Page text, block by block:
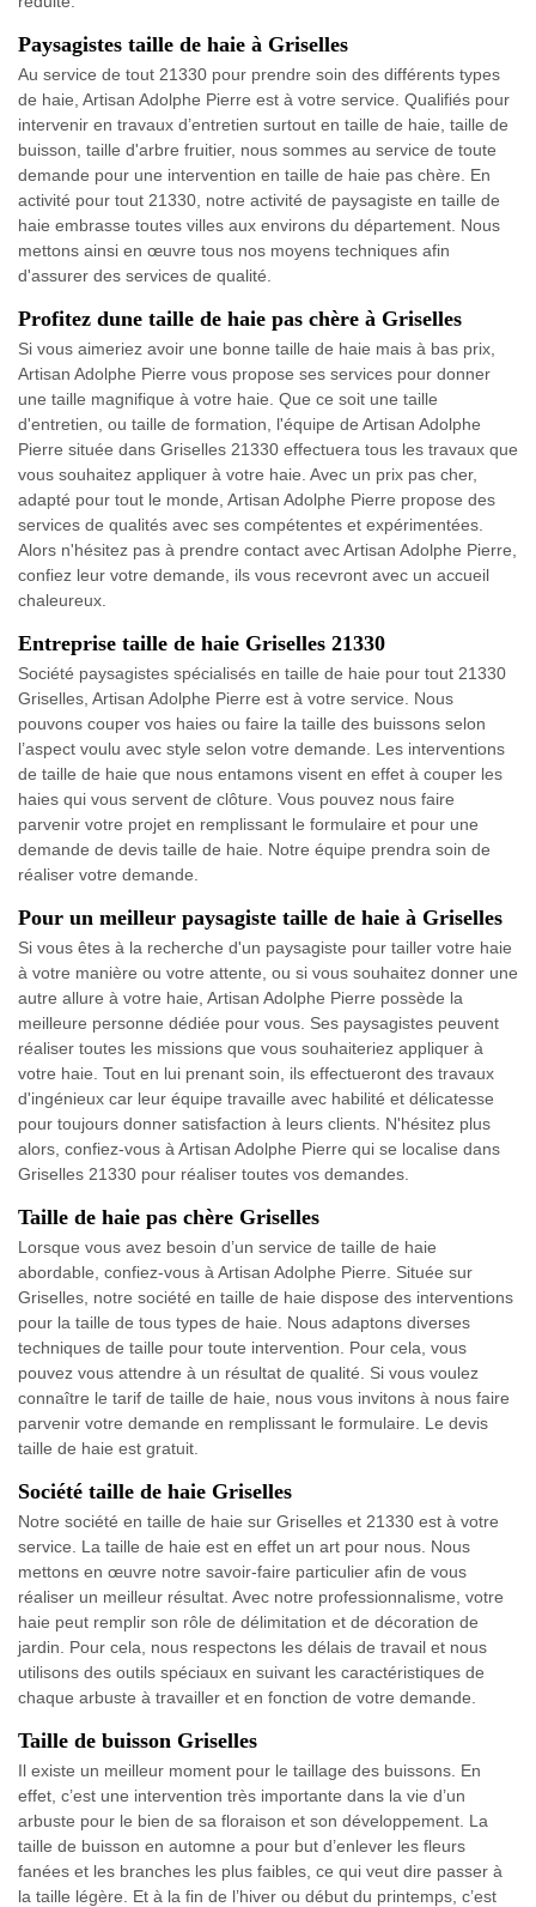
Paysagistes taille de haie à Griselles
Au service de tout 21330 pour prendre soin des différents types
de haie, Artisan Adolphe Pierre est à votre service. Qualifiés pour
intervenir en travaux d’entretien surtout en taille de haie, taille de
buisson, taille d'arbre fruitier, nous sommes au service de toute
demande pour une intervention en taille de haie pas chère. En
activité pour tout 21330, notre activité de paysagiste en taille de
haie embrasse toutes villes aux environs du département. Nous
mettons ainsi en œuvre tous nos moyens techniques afin
d'assurer des services de qualité.
Profitez dune taille de haie pas chère à Griselles
Si vous aimeriez avoir une bonne taille de haie mais à bas prix,
Artisan Adolphe Pierre vous propose ses services pour donner
une taille magnifique à votre haie. Que ce soit une taille
d'entretien, ou taille de formation, l'équipe de Artisan Adolphe
Pierre située dans Griselles 21330 effectuera tous les travaux que
vous souhaitez appliquer à votre haie. Avec un prix pas cher,
adapté pour tout le monde, Artisan Adolphe Pierre propose des
services de qualités avec ses compétentes et expérimentées.
Alors n'hésitez pas à prendre contact avec Artisan Adolphe Pierre,
confiez leur votre demande, ils vous recevront avec un accueil
chaleureux.
Entreprise taille de haie Griselles 21330
Société paysagistes spécialisés en taille de haie pour tout 21330
Griselles, Artisan Adolphe Pierre est à votre service. Nous
pouvons couper vos haies ou faire la taille des buissons selon
l’aspect voulu avec style selon votre demande. Les interventions
de taille de haie que nous entamons visent en effet à couper les
haies qui vous servent de clôture. Vous pouvez nous faire
parvenir votre projet en remplissant le formulaire et pour une
demande de devis taille de haie. Notre équipe prendra soin de
réaliser votre demande.
Pour un meilleur paysagiste taille de haie à Griselles
Si vous êtes à la recherche d'un paysagiste pour tailler votre haie
à votre manière ou votre attente, ou si vous souhaitez donner une
autre allure à votre haie, Artisan Adolphe Pierre possède la
meilleure personne dédiée pour vous. Ses paysagistes peuvent
réaliser toutes les missions que vous souhaiteriez appliquer à
votre haie. Tout en lui prenant soin, ils effectueront des travaux
d'ingénieux car leur équipe travaille avec habilité et délicatesse
pour toujours donner satisfaction à leurs clients. N'hésitez plus
alors, confiez-vous à Artisan Adolphe Pierre qui se localise dans
Griselles 21330 pour réaliser toutes vos demandes.
Taille de haie pas chère Griselles
Lorsque vous avez besoin d’un service de taille de haie
abordable, confiez-vous à Artisan Adolphe Pierre. Située sur
Griselles, notre société en taille de haie dispose des interventions
pour la taille de tous types de haie. Nous adaptons diverses
techniques de taille pour toute intervention. Pour cela, vous
pouvez vous attendre à un résultat de qualité. Si vous voulez
connaître le tarif de taille de haie, nous vous invitons à nous faire
parvenir votre demande en remplissant le formulaire. Le devis
taille de haie est gratuit.
Société taille de haie Griselles
Notre société en taille de haie sur Griselles et 21330 est à votre
service. La taille de haie est en effet un art pour nous. Nous
mettons en œuvre notre savoir-faire particulier afin de vous
réaliser un meilleur résultat. Avec notre professionnalisme, votre
haie peut remplir son rôle de délimitation et de décoration de
jardin. Pour cela, nous respectons les délais de travail et nous
utilisons des outils spéciaux en suivant les caractéristiques de
chaque arbuste à travailler et en fonction de votre demande.
Taille de buisson Griselles
Il existe un meilleur moment pour le taillage des buissons. En
effet, c’est une intervention très importante dans la vie d’un
arbuste pour le bien de sa floraison et son développement. La
taille de buisson en automne a pour but d’enlever les fleurs
fanées et les branches les plus faibles, ce qui veut dire passer à
la taille légère. Et à la fin de l’hiver ou début du printemps, c’est